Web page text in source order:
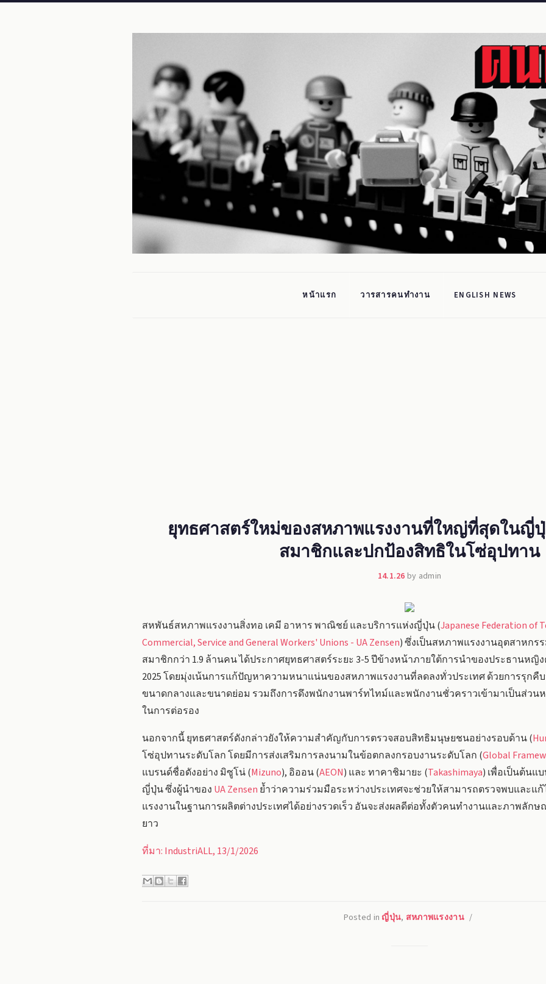
หน้าแรก วารสารคนทำงาน ENGLISH NEWS
ยุทธศาสตร์ใหม่ของสหภาพแรงงานที่ใหญ่ที่สุดในญี่
สมาชิกและปกป้องสิทธิในโซ่อุปทาน
14.1.26 by admin
สหพันธ์สหภาพแรงงานสิ่งทอ เคมี อาหาร พาณิชย์ และบริการแห่งญี่ปุ่น (Japanese Federation of
Commercial, Service and General Workers' Unions - UA Zensen) ซึ่งเป็นสหภาพแรงงานอุตสาหก
สมาชิกกว่า 1.9 ล้านคน ได้ประกาศยุทธศาสตร์ระยะ 3-5 ปีข้างหน้าภายใต้การนำของประธานหญิ
2025 โดยมุ่งเน้นการแก้ปัญหาความหนาแน่นของสหภาพแรงงานที่ลดลงทั่วประเทศ ด้วยการรุก
ขนาดกลางและขนาดย่อม รวมถึงการดึงพนักงานพาร์ทไทม์และพนักงานชั่วคราวเข้ามาเป็นส่วน
ในการต่อรอง
นอกจากนี้ ยุทธศาสตร์ดังกล่าวยังให้ความสำคัญกับการตรวจสอบสิทธิมนุษยชนอย่างรอบด้าน (
โซ่อุปทานระดับโลก โดยมีการส่งเสริมการลงนามในข้อตกลงกรอบงานระดับโลก (Global
แบรนด์ชื่อดังอย่าง มิซูโน่ (Mizuno), อิออน (AEON) และ ทาคาชิมายะ (Takashimaya) เพื่อเป็นต้นแ
ญี่ปุ่น ซึ่งผู้นำของ UA Zensen ย้ำว่าความร่วมมือระหว่างประเทศจะช่วยให้สามารถตรวจพบและแ
แรงงานในฐานการผลิตต่างประเทศได้อย่างรวดเร็ว อันจะส่งผลดีต่อทั้งตัวคนทำงานและภาพลัก
ยาว
ที่มา: IndustriALL, 13/1/2026
Posted inญี่ปุ่น, สหภาพแรงงาน /